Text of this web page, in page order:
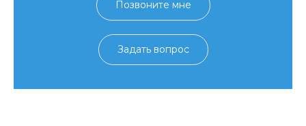
Позвоните мне
Задать вопрос